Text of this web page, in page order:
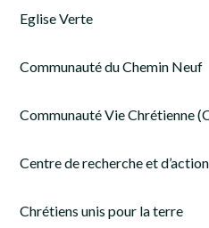
Eglise Verte
Communauté du Chemin Neuf
Communauté Vie Chrétienne
Centre de recherche et
Chrétiens unis pour la terre